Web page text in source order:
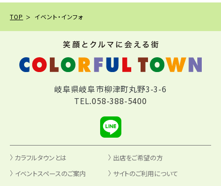
TOP イベント・インフォ
岐阜県岐阜市柳津町丸野3-3-6
TEL.058-388-5400
カラフルタウンとは
出店をご希望の方
イベントスペースのご案内
サイトのご利用について